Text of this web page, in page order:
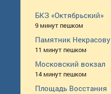
БКЗ «Октябрьский»
9 минут пешком
Памятник Некрасову
11 минут пешком
Московский вокзал
14 минут пешком
Площадь Восстания